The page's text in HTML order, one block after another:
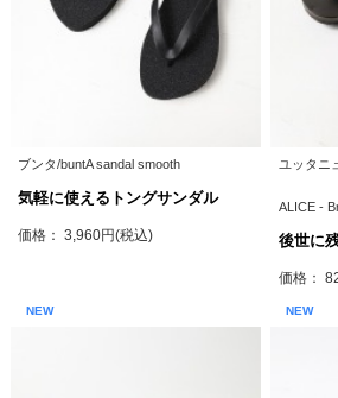
ブンタ/buntA sandal smooth
気軽に使えるトングサンダル
価格： 3,960円(税込)
ユッタニ
ALICE -
後世に
価格：
NEW NEW